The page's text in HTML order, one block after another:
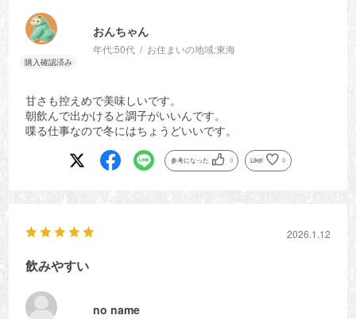
おんちゃん
年代:50代 お住まいの地域:東海
甘さも控えめで美味しいです。
朝飲んで出かけると調子がいいんです。
喋る仕事なので冬にはちょうどいいです。
参考になった 0 Like! 0
2026.1.12
飲みやすい
no name